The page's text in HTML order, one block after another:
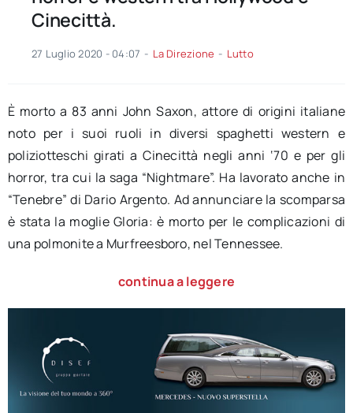
Cinecittà.
27 Luglio 2020 - 04:07 - La Direzione - Lutto
È morto a 83 anni John Saxon, attore di origini italiane
noto per i suoi ruoli in diversi spaghetti western e
poliziotteschi girati a Cinecittà negli anni ‘70 e per gli
horror, tra cui la saga “Nightmare”. Ha lavorato anche in
“Tenebre” di Dario Argento. Ad annunciare la scomparsa
è stata la moglie Gloria: è morto per le complicazioni di
una polmonite a Murfreesboro, nel Tennessee.
continua a leggere